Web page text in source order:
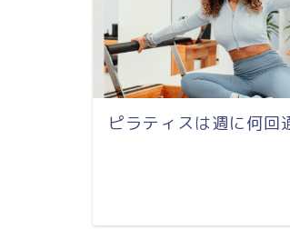
ピラティスは週に何回